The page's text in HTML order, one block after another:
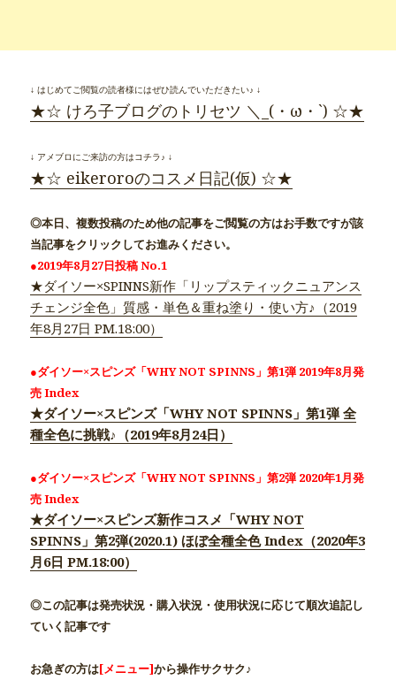
↓ はじめてご閲覧の読者様にはぜひ読んでいただきたい♪ ↓
★☆ けろ子ブログのトリセツ ＼_(・ω・`) ☆★
↓ アメブロにご来訪の方はコチラ♪ ↓
★☆ eikeroroのコスメ日記(仮) ☆★
◎本日、複数投稿のため他の記事をご閲覧の方はお手数ですが該
当記事をクリックしてお進みください。
●2019年8月27日投稿 No.1
★ダイソー×SPINNS新作「リップスティックニュアンス
チェンジ全色」質感・単色＆重ね塗り・使い方♪（2019
年8月27日 PM.18:00）
●ダイソー×スピンズ「WHY NOT SPINNS」第1弾 2019年8月発
売 Index
★ダイソー×スピンズ「WHY NOT SPINNS」第1弾 全
種全色に挑戦♪（2019年8月24日）
●ダイソー×スピンズ「WHY NOT SPINNS」第2弾 2020年1月発
売 Index
★ダイソー×スピンズ新作コスメ「WHY NOT
SPINNS」第2弾(2020.1) ほぼ全種全色 Index（2020年3
月6日 PM.18:00）
◎この記事は発売状況・購入状況・使用状況に応じて順次追記し
ていく記事です
お急ぎの方は[メニュー]から操作サクサク♪